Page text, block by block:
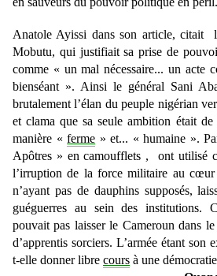
Anatole Ayissi dans son article, citait
Mobutu, qui justifiait sa prise de
comme « un mal nécessaire... un acte
bienséant ». Ainsi le général Sani
brutalement l’élan du peuple nigérian
et clama que sa seule ambition était
manière « ferme » et... « humaine ».
Apôtres » en camoufflets , ont utilisé
l’irruption de la force militaire au
n’ayant pas de dauphins supposés,
guéguerres au sein des institutions.
pouvait pas laisser le Cameroun dans
d’apprentis sorciers. L’armée étant son
t-elle donner libre cours à une